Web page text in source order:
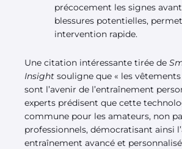
précocement les signes
blessures potentielles,
intervention rapide.
Une citation intéressante tirée de
Insight souligne que « les
sont l’avenir de l’entraînement
experts prédisent que cette
commune pour les amateurs, non
professionnels, démocratisant ainsi
entraînement avancé et